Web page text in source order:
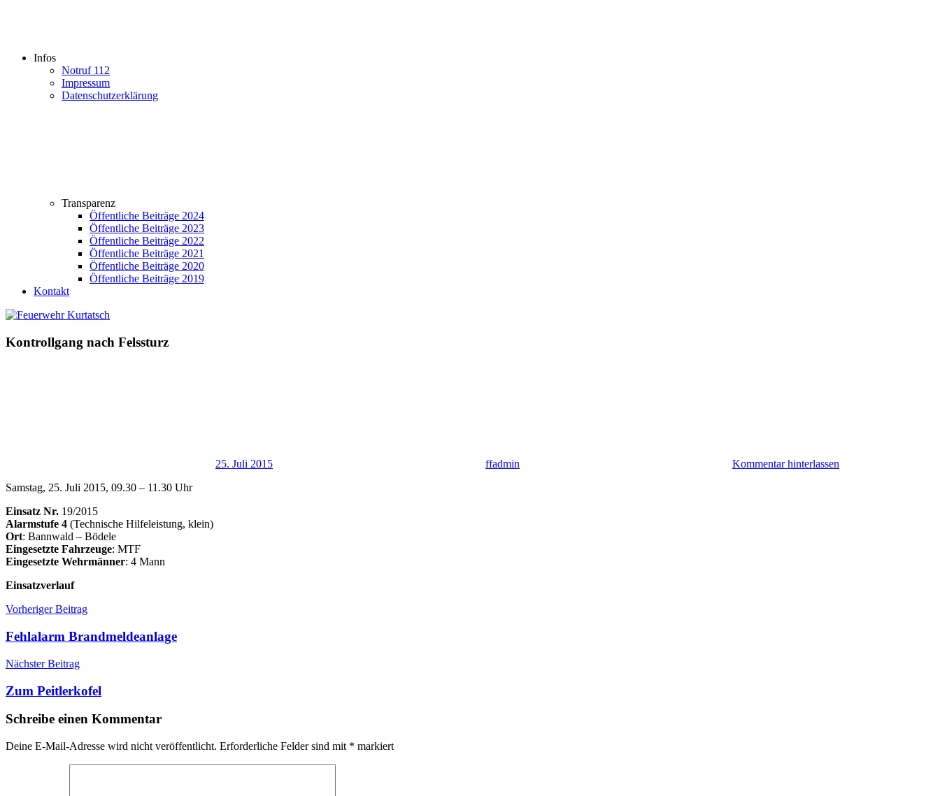
Infos
Notruf 112
Impressum
Datenschutzerklärung
Transparenz
Öffentliche Beiträge 2024
Öffentliche Beiträge 2023
Öffentliche Beiträge 2022
Öffentliche Beiträge 2021
Öffentliche Beiträge 2020
Öffentliche Beiträge 2019
Kontakt
Kontrollgang nach Felssturz
25. Juli 2015 ffadmin
Kommentar hinterlassen
Samstag, 25. Juli 2015, 09.30 – 11.30 Uhr
Einsatz Nr. 19/2015
Alarmstufe 4 (Technische Hilfeleistung, klein)
Ort: Bannwald – Bödele
Eingesetzte Fahrzeuge: MTF
Eingesetzte Wehrmänner: 4 Mann
Einsatzverlauf
Einsätze
EinsatzFelssturz
Beitragsnavigation
Vorheriger Beitrag
Fehlalarm Brandmeldeanlage
Nächster Beitrag
Zum Peitlerkofel
Schreibe einen Kommentar
Deine E-Mail-Adresse wird nicht veröffentlicht. Erforderliche Felder sind mit * markiert